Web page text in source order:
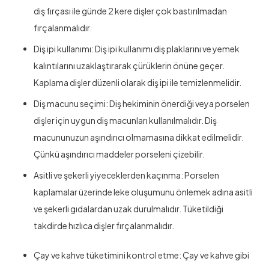
diş fırçası ile günde 2 kere dişler çok bastırılmadan
fırçalanmalıdır.
Diş ipi kullanımı: Diş ipi kullanımı diş plaklarını ve yemek
kalıntılarını uzaklaştırarak çürüklerin önüne geçer.
Kaplama dişler düzenli olarak diş ipi ile temizlenmelidir.
Diş macunu seçimi: Diş hekiminin önerdiği veya porselen
dişler için uygun diş macunları kullanılmalıdır. Diş
macununuzun aşındırıcı olmamasına dikkat edilmelidir.
Çünkü aşındırıcı maddeler porseleni çizebilir.
Asitli ve şekerli yiyeceklerden kaçınma: Porselen
kaplamalar üzerinde leke oluşumunu önlemek adına asitli
ve şekerli gıdalardan uzak durulmalıdır. Tüketildiği
takdirde hızlıca dişler fırçalanmalıdır.
Çay ve kahve tüketimini kontrol etme: Çay ve kahve gibi